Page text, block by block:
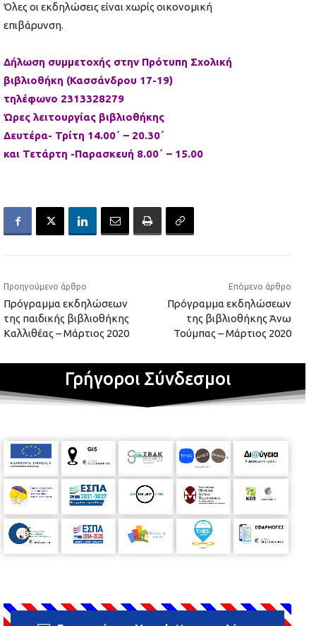
Όλες οι εκδηλώσεις είναι χωρίς οικονομική
επιβάρυνση.
Δήλωση συμμετοχής στην Πρότυπη Σχολική
βιβλιοθήκη (Κασσάνδρου 17-19)
τηλέφωνο 2313328279
Ώρες λειτουργίας βιβλιοθήκης
Δευτέρα- Τρίτη 14.00΄ – 20.30΄
και Τετάρτη -Παρασκευή 8.00΄ – 15.00
Προηγούμενο άρθρο
Πρόγραμμα εκδηλώσεων
της παιδικής βιβλιοθήκης
Καλλιθέας – Μάρτιος 2020
Επόμενο άρθρο
Πρόγραμμα εκδηλώσεων
της βιβλιοθήκης Άνω
Τούμπας – Μάρτιος 2020
Γρήγοροι Σύνδεσμοι